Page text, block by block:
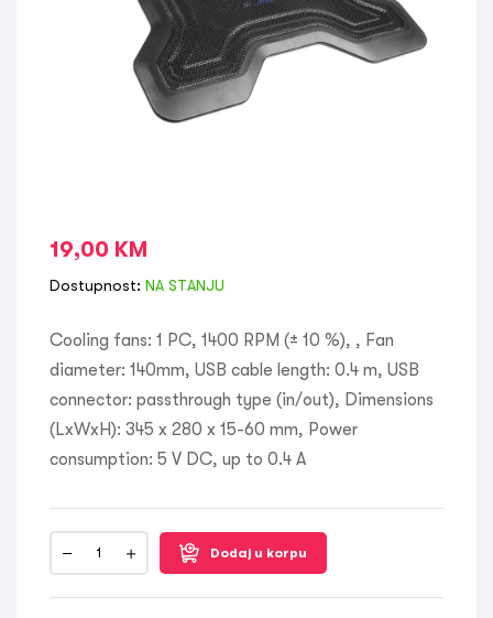
19,00 KM
Dostupnost: NA STANJU
Cooling fans: 1 PC, 1400 RPM (± 10 %), , Fan
diameter: 140mm, USB cable length: 0.4 m, USB
connector: passthrough type (in/out), Dimensions
(LxWxH): 345 x 280 x 15-60 mm, Power
consumption: 5 V DC, up to 0.4 A
Dodaj u korpu